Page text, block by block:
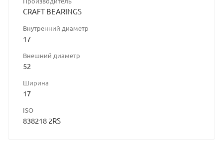
CRAFT BEARINGS
Внутренний диаметр
17
Внешний диаметр
52
Ширина
17
ISO
838218 2RS